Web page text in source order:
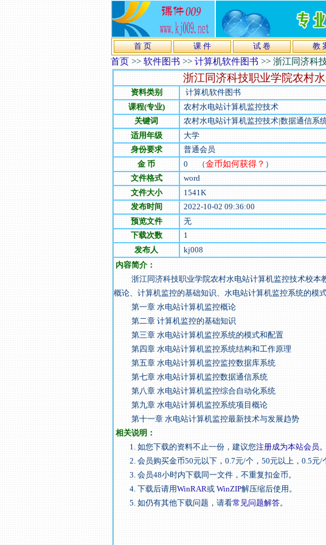
首 页 课 件 试 卷 教
首页>>软件图书>>计算机软件图书>>浙江同济科
浙江同济科技职业学院农村
资料类别
计算机软件图书
课程(专业)
农村水电站计算机监控技术
关键词
农村水电站计算机监控技术|数据通信系
适用年级
大学
身份要求
普通会员
金 币
0（金币如何获得？）
文件格式
word
文件大小
1541K
发布时间
2022-10-02 09:36:00
预览文件
无
下载次数
1
发布人
kj008
内容简介：
浙江同济科技职业学院农村水电站计算机监控技术校本
概论、计算机监控的基础知识、水电站计算机监控系统的模
第一章 水电站计算机监控概论
第二章 计算机监控的基础知识
第三章 水电站计算机监控系统的模式和配置
第四章 水电站计算机监控系统结构和工作原理
第五章 水电站计算机监控监控数据库系统
第七章 水电站计算机监控数据通信系统
第八章 水电站计算机监控综合自动化系统
第九章 水电站计算机监控系统项目概论
第十一章 水电站计算机监控最新技术与发展趋势
相关说明：
1. 如您下载的资料不止一份，建议您注册成为本站会员
2. 会员购买金币50元以下，0.7元/个，50元以上，0.5元/
3. 会员48小时内下载同一文件，不重复扣金币。
4. 下载后请用WinRAR或WinZIP解压缩后使用。
5. 如仍有其他下载问题，请看常见问题解答。